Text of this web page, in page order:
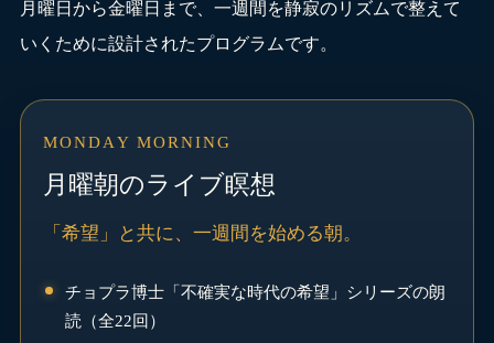
月曜日から金曜日まで、一週間を静寂のリズムで整えて
いくために設計されたプログラムです。
MONDAY MORNING
月曜朝のライブ瞑想
「希望」と共に、一週間を始める朝。
チョプラ博士「不確実な時代の希望」シリーズの朗
読（全22回）